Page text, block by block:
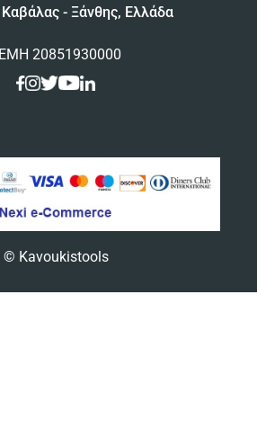
- Ξάνθης, Ελλάδα
20851930000
© Kavoukistools